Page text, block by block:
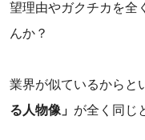
望理由やガクチカを全
んか？
業界が似ているからと
る人物像」 が全く同じ